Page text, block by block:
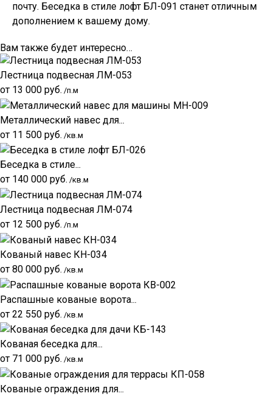
почту. Беседка в стиле лофт БЛ-091 станет отличным
дополнением к вашему дому.
Вам также будет интересно…
Лестница подвесная ЛМ-053
от 13 000 руб. /п.м
Металлический навес для...
от 11 500 руб. /кв.м
Беседка в стиле...
от 140 000 руб. /кв.м
Лестница подвесная ЛМ-074
от 12 500 руб. /п.м
Кованый навес КН-034
от 80 000 руб. /кв.м
Распашные кованые ворота...
от 22 550 руб. /кв.м
Кованая беседка для...
от 71 000 руб. /кв.м
Кованые ограждения для...